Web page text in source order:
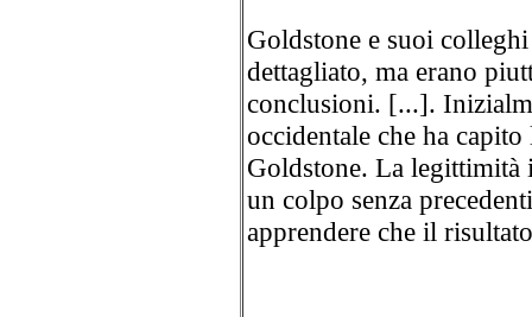
Goldstone e suoi
dettagliato, ma erano
conclusioni. [...].
occidentale che ha
Goldstone. La legittimità
un colpo senza
apprendere che il